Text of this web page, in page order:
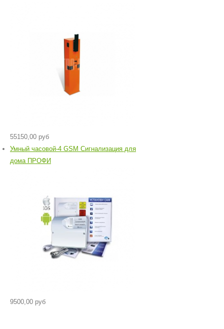
55150,00 руб
Умный часовой-4 GSM Сигнализация для
дома ПРОФИ
9500,00 руб